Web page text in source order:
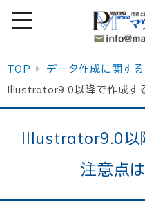
TOP
データ作成に関す
Illustrator9.0以降で作成す
Illustrator9.0以
注意点